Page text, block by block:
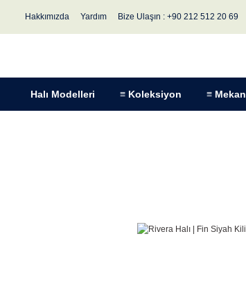
Hakkımızda Yardım Bize Ulaşın : +90 212 512 20 69
Halı Modelleri ≡ Koleksiyon ≡ Mekan